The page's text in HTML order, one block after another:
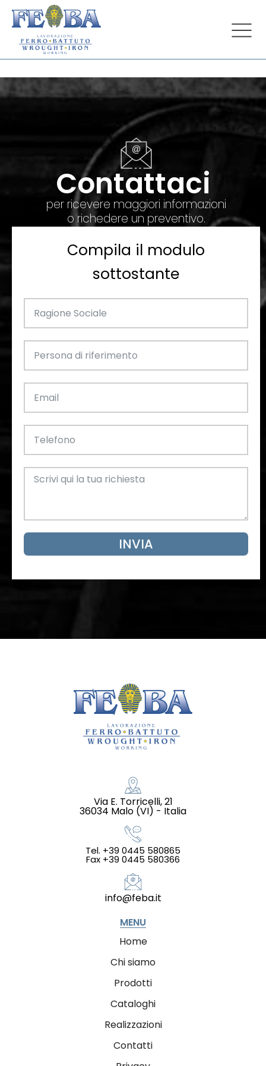
Contattaci
per ricevere maggiori informazioni
o richedere un preventivo.
Compila il modulo
sottostante
INVIA
Via E. Torricelli, 21
36034 Malo (VI) - Italia
Tel. +39 0445 580865
Fax +39 0445 580366
info@feba.it
MENU
Home
Chi siamo
Prodotti
Cataloghi
Realizzazioni
Contatti